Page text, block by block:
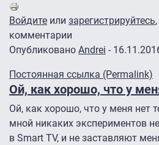
Войдите или зарегистрируйтесь
комментарии
Опубликовано Andrei -
Постоянная ссылка (Permalink)
Ой, как хорошо, что у
Ой, как хорошо, что у меня нет
мной никаких экспериментов
в Smart TV, и не заставляют